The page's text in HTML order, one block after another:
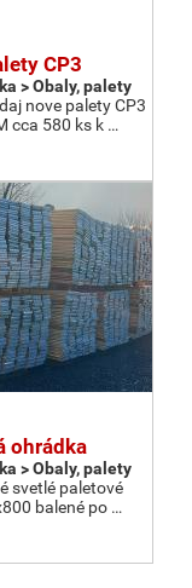
CP3
> Obaly, palety
nove palety CP3
cca 580 ks k …
ohrádka
> Obaly, palety
svetlé paletové
balené po …